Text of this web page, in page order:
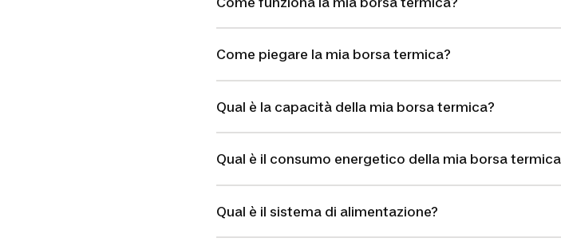
Come piegare la mia borsa termica?
Qual è la capacità della mia borsa termica?
Qual è il consumo energetico della mia borsa
Qual è il sistema di alimentazione?